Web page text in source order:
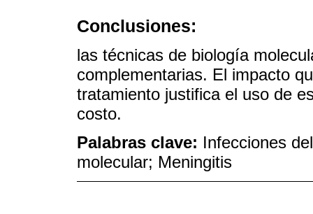
Conclusiones:
las técnicas de biología
complementarias. El impacto
tratamiento justifica el uso de
costo.
Palabras clave: Infecciones
molecular; Meningitis